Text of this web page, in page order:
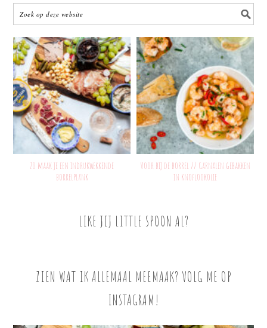
Zo maak je een indrukwekkende
borrelplank
Voor bij de borrel // Garnalen gebakken
in knoflookolie
LIKE JIJ LITTLE SPOON AL?
ZIEN WAT IK ALLEMAAL MEEMAAK? VOLG ME OP
INSTAGRAM!